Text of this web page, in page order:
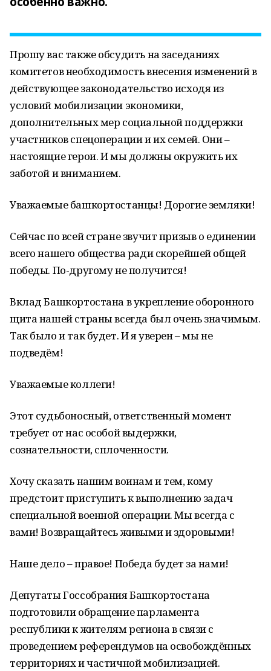
Прошу вас также обсудить на заседаниях
комитетов необходимость внесения изменений в
действующее законодательство исходя из
условий мобилизации экономики,
дополнительных мер социальной поддержки
участников спецоперации и их семей. Они –
настоящие герои. И мы должны окружить их
заботой и вниманием.
Уважаемые башкортостанцы! Дорогие земляки!
Сейчас по всей стране звучит призыв о единении
всего нашего общества ради скорейшей общей
победы. По-другому не получится!
Вклад Башкортостана в укрепление оборонного
щита нашей страны всегда был очень значимым.
Так было и так будет. И я уверен – мы не
подведём!
Уважаемые коллеги!
Этот судьбоносный, ответственный момент
требует от нас особой выдержки,
сознательности, сплоченности.
Хочу сказать нашим воинам и тем, кому
предстоит приступить к выполнению задач
специальной военной операции. Мы всегда с
вами! Возвращайтесь живыми и здоровыми!
Наше дело – правое! Победа будет за нами!
Депутаты Госсобрания Башкортостана
подготовили обращение парламента
республики к жителям региона в связи с
проведением референдумов на освобождённых
территориях и частичной мобилизацией.